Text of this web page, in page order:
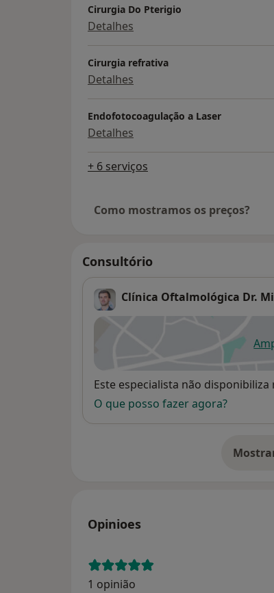
Cirurgia Do Pterigio
Detalhes
Cirurgia refrativa
Detalhes
Endofotocoagulação a Laser
Detalhes
+ 6 serviços
Como mostramos os preços?
Consultório
Clínica Oftalmológica Dr.
Disponibilidade
Este especialista não
O que posso fazer agora?
Opinioes
1 opinião